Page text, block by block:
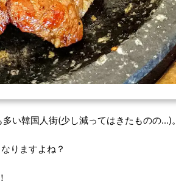
い韓国人街(少し減ってはきたものの...)。
りますよね？